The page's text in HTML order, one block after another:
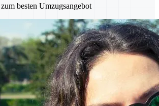
besten Umzugsangebot